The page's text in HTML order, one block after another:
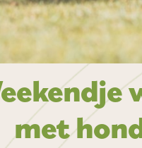
met